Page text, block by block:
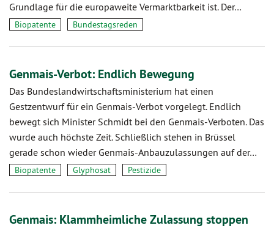
Grundlage für die europaweite Vermarktbarkeit ist. Der…
Biopatente Bundestagsreden
Genmais-Verbot: Endlich Bewegung
Das Bundeslandwirtschaftsministerium hat einen
Gestzentwurf für ein Genmais-Verbot vorgelegt. Endlich
bewegt sich Minister Schmidt bei den Genmais-Verboten. Das
wurde auch höchste Zeit. Schließlich stehen in Brüssel
gerade schon wieder Genmais-Anbauzulassungen auf der…
Biopatente Glyphosat Pestizide
Genmais: Klammheimliche Zulassung stoppen